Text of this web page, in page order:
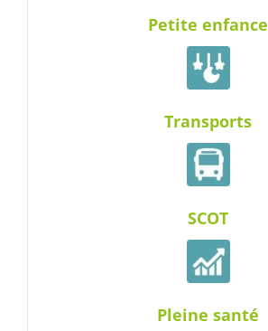
Petite enfance
Transports
SCOT
Pleine santé